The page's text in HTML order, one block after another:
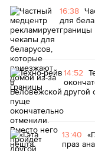
16:38
для
границы
14:52
другой
13:40
праз